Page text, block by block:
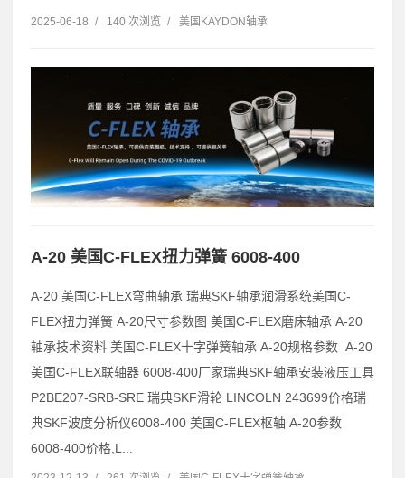
2025-06-18 / 140 次浏览 / 美国KAYDON轴承
A-20 美国C-FLEX扭力弹簧 6008-400
A-20 美国C-FLEX弯曲轴承 瑞典SKF轴承润滑系统美国C-
FLEX扭力弹簧 A-20尺寸参数图 美国C-FLEX磨床轴承 A-20
轴承技术资料 美国C-FLEX十字弹簧轴承 A-20规格参数 A-20
美国C-FLEX联轴器 6008-400厂家瑞典SKF轴承安装液压工具
P2BE207-SRB-SRE 瑞典SKF滑轮 LINCOLN 243699价格瑞
典SKF波度分析仪6008-400 美国C-FLEX枢轴 A-20参数
6008-400价格,L...